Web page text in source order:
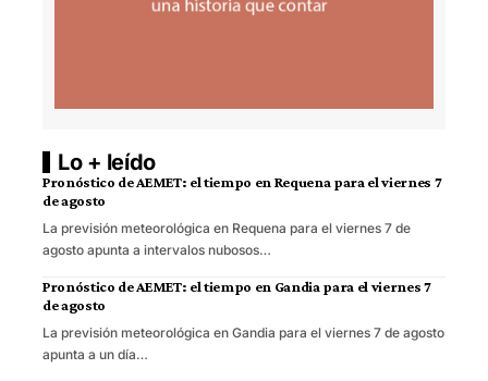
Lo + leído
Pronóstico de AEMET: el tiempo en Requena para el viernes 7
de agosto
La previsión meteorológica en Requena para el viernes 7 de
agosto apunta a intervalos nubosos…
Pronóstico de AEMET: el tiempo en Gandia para el viernes 7
de agosto
La previsión meteorológica en Gandia para el viernes 7 de agosto
apunta a un día…